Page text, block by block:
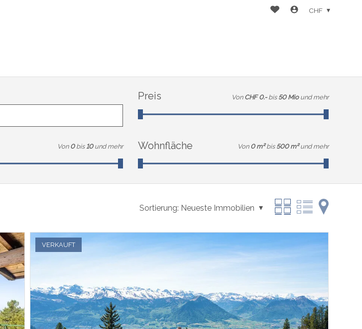
CHF
Preis Von CHF 0.- bis 50 Mio und mehr
Von 0 bis 10 und mehr Wohnfläche Von 0 m² bis 500 m² und mehr
Sortierung: Neueste Immobilien
VERKAUFT